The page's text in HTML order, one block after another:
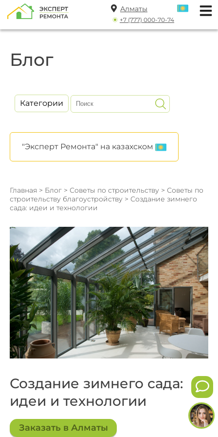
Алматы
+7 (777) 000-70-74
Блог
Категории
"Эксперт Ремонта" на казахском
Главная > Блог > Советы по строительству > Советы по
строительству благоустройству > Создание зимнего
сада: идеи и технологии
Создание зимнего сада:
идеи и технологии
Заказать в Алматы